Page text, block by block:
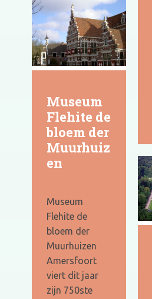
Museum
Flehite de
bloem der
Muurhuiz
en
Museum
Flehite de
bloem der
Muurhuizen
Amersfoort
viert dit jaar
zijn 750ste